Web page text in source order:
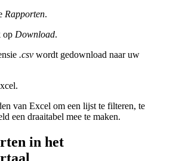
Rapporten.
op Download.
.csv wordt gedownload naar uw
van Excel om een lijst te filteren, te
een draaitabel mee te maken.
in het